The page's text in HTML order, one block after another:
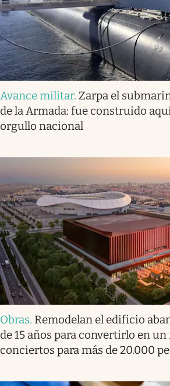
Avance militar. Zarpa el
de la Armada: fue construido
orgullo nacional
Obras. Remodelan el edificio
de 15 años para convertirlo en
conciertos para más de 20.000